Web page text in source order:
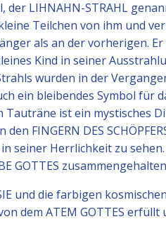
LIHNAHN-STRAHL
Teilchen von ihm und
als an der vorherigen.
Kind in seiner
wurden in der
ein bleibendes Symbol für
ist ein mystisches
FINGERN DES
seiner Herrlichkeit zu
GOTTES
und die farbigen
dem ATEM GOTTES